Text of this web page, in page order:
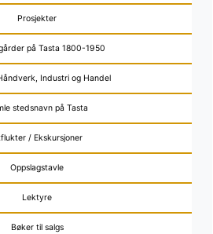
Prosjekter
på Tasta 1800-1950
Industri og Handel
stedsnavn på Tasta
/ Ekskursjoner
Oppslagstavle
Lektyre
Bøker til salgs